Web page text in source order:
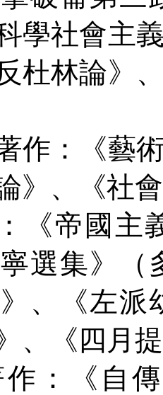
學社會主
杜林論》
作：《藝
》、《社
《帝國主
選集》
》、《左
、《四月
：《自